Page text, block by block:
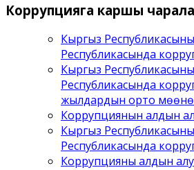
Коррупцияга каршы
Кыргыз
Республикасында
Кыргыз
Республикасында
жылдардын орто
Коррупциянын алдын
Кыргыз
Республикасында
Коррупцияны алдын